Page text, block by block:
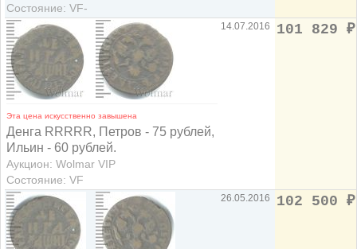
Состояние: VF-
Эта цена искусственно завышена
Денга RRRRR, Петров - 75 рублей,
Ильин - 60 рублей.
Аукцион: Wolmar VIP
Состояние: VF
14.07.2016 101 829 ₽
26.05.2016 102 500 ₽